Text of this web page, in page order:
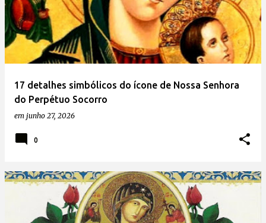
17 detalhes simbólicos do ícone de Nossa Senhora
do Perpétuo Socorro
em junho 27, 2026
0